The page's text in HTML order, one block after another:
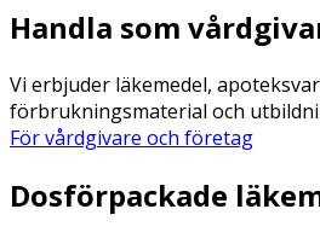
Handla som
Vi erbjuder läkemedel,
förbrukningsmaterial och
För vårdgivare och företag
Dosförpackade